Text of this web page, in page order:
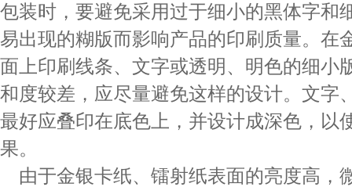
包装时，要避免采用过于细小的黑体字和
易出现的糊版而影响产品的印刷质量。在
面上印刷线条、文字或透明、明色的细小
和度较差，应尽量避免这样的设计。文字
最好应叠印在底色上，并设计成深色，以
果。
由于金银卡纸、镭射纸表面的亮度高，